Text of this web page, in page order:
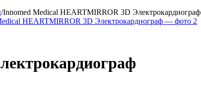
/Innomed Medical HEARTMIRROR 3D Электрокардиограф